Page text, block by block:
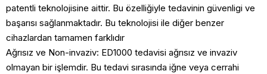
patentli teknolojisine aittir. Bu özelliğiyle tedavinin
başarısı sağlanmaktadır. Bu teknolojisi ile diğer benzer
cihazlardan tamamen farklıdır
Ağrısız ve Non-invaziv: ED1000 tedavisi ağrısız ve invaziv
olmayan bir işlemdir. Bu tedavi sırasında iğne veya cerrahi